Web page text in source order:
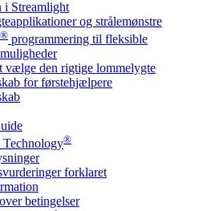
i Streamlight
og strålemønstre
® programmering til fleksible
vælge den rigtige lommelygte
for førstehjælpere
®
forklaret
betingelser